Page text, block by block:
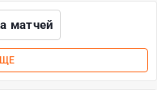
матчей